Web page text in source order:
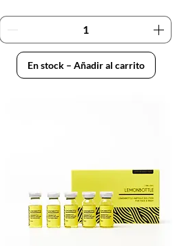
En stock – Añadir al carrito